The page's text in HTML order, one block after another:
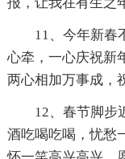
11、今年新春
心牵，一心庆祝新
两心相加万事成，
12、春节脚步
酒吃喝吃喝，忧愁